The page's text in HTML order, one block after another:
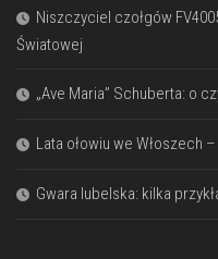
Niszczyciel czołgów
Światowej
„Ave Maria” Schuberta: o
Lata ołowiu we Włoszech
Gwara lubelska: kilka